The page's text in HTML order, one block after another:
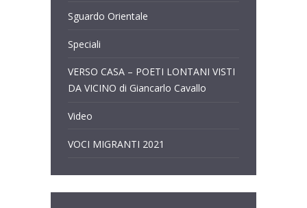
Sguardo Orientale
Speciali
VERSO CASA – POETI LONTANI VISTI
DA VICINO di Giancarlo Cavallo
Video
VOCI MIGRANTI 2021